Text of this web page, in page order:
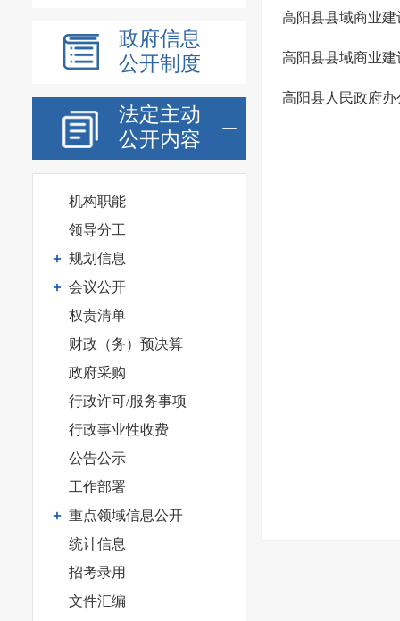
政府信息
公开制度
法定主动
公开内容
机构职能
领导分工
规划信息
会议公开
权责清单
财政（务）预决算
政府采购
行政许可/服务事项
行政事业性收费
公告公示
工作部署
重点领域信息公开
统计信息
招考录用
文件汇编
高阳县人民政府